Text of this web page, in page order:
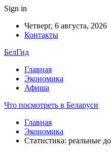
Sign in
Четверг, 6 августа, 2026
Контакты
БелГид
Главная
Экономика
Афиша
Что посмотреть в Беларуси
Главная
Экономика
Статистика: реальные